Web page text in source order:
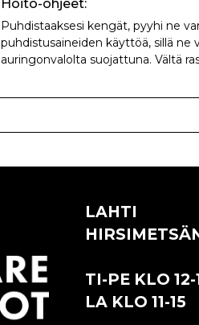
Hoito-ohjeet:
Puhdistaaksesi kengät, pyyhi ne
puhdistusaineiden käyttöä, sillä ne
auringonvalolta suojattuna. Vältä
LAHTI
TI-PE KLO 12-
LA KLO 11-15